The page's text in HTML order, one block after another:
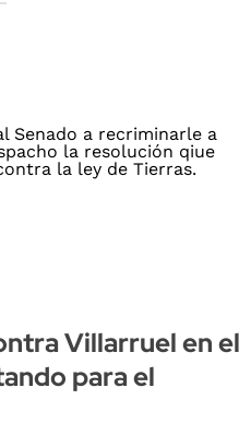
Villarruel en el
para el